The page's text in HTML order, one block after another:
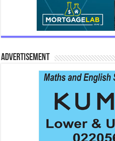
Advertisement